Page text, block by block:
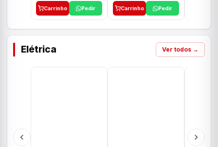
Carrinho Pedir Carrinho Pedir
Elétrica Ver todos →